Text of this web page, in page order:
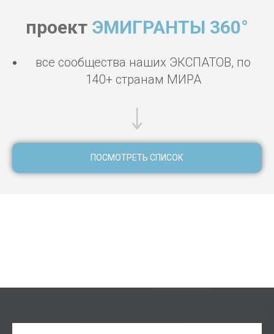
проект ЭМИГРАНТЫ 360°
все сообщества наших ЭКСПАТОВ, по
140+ странам МИРА
ПОСМОТРЕТЬ СПИСОК